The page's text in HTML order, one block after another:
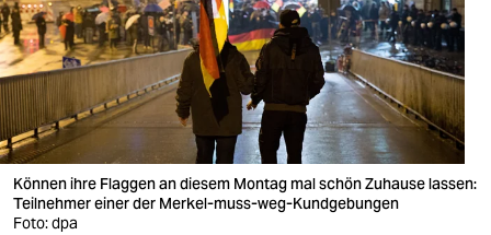
nord
wahrheit
verlag
verlag
veranstaltungen
Können ihre Flaggen an diesem Montag mal schön Zuhause lassen:
Teilnehmer einer der Merkel-muss-weg-Kundgebungen
Foto: dpa